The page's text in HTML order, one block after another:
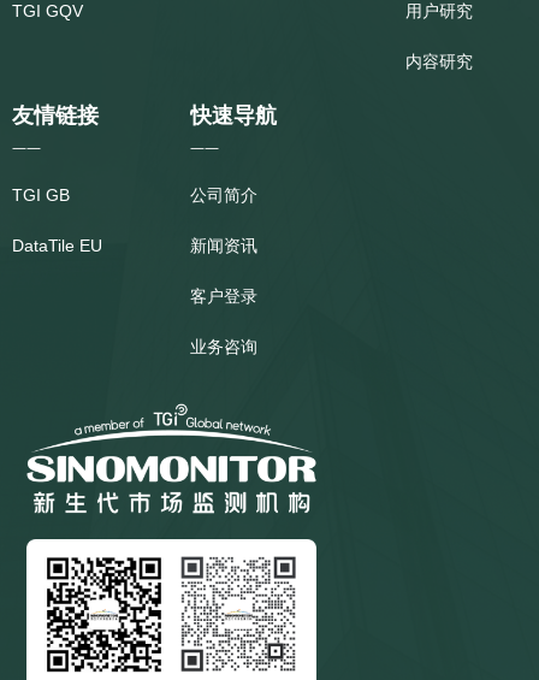
TGI GQV 用户研究
内容研究
友情链接
——
TGI GB
DataTile EU
快速导航
——
公司简介
新闻资讯
客户登录
业务咨询